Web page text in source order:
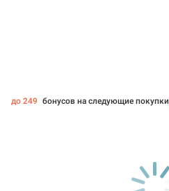
до 249 бонусов на следующие покупки